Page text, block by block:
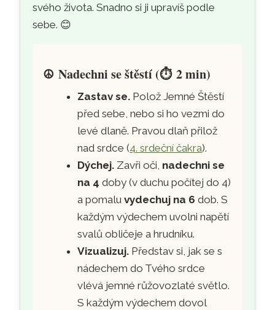
svého života. Snadno si ji upravíš podle
sebe. 😊
☮️Nadechni se štěstí (⏱️2 min)
Zastav se. Polož Jemné Štěstí
před sebe, nebo si ho vezmi do
levé dlaně. Pravou dlaň přilož
nad srdce (4. srdeční čakra).
Dýchej. Zavři oči, nadechni se
na 4 doby (v duchu počítej do 4)
a pomaluvydechuj na 6 dob. S
každým výdechem uvolni napětí
svalů obličeje a hrudníku.
Vizualizuj. Představ si, jak se s
nádechem do Tvého srdce
vlévá jemné růžovozlaté světlo.
S každým výdechem dovol